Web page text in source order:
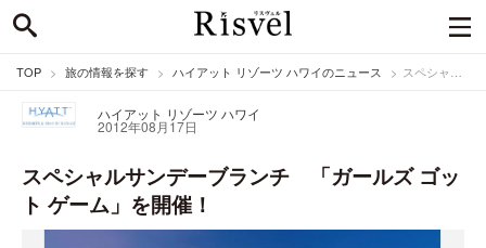
TOP 旅の情報を探す ハイアット リゾーツ ハワイのニュース スペシャルサンデーブランチ 「ガールズ ゴット ゲーム」を開催！
ハイアット リゾーツ ハワイ
2012年08月17日
スペシャルサンデーブランチ 「ガールズ ゴッ
ト ゲーム」を開催！